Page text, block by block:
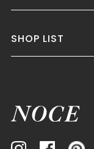
SHOP LIST